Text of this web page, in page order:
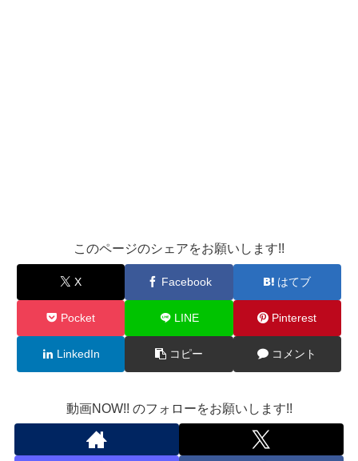
このページのシェアをお願いします!!
X Facebook はてブ
Pocket LINE Pinterest
LinkedIn コピー コメント
動画NOW!! のフォローをお願いします!!